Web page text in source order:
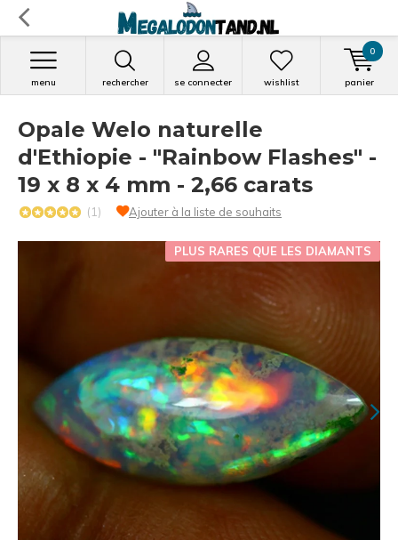
rechercher se connecter
menu wishlist panier
0
Opale Welo naturelle
d'Ethiopie - "Rainbow Flashes" -
19 x 8 x 4 mm - 2,66 carats
(1) Ajouter à la liste de souhaits
PLUS RARES QUE LES DIAMANTS